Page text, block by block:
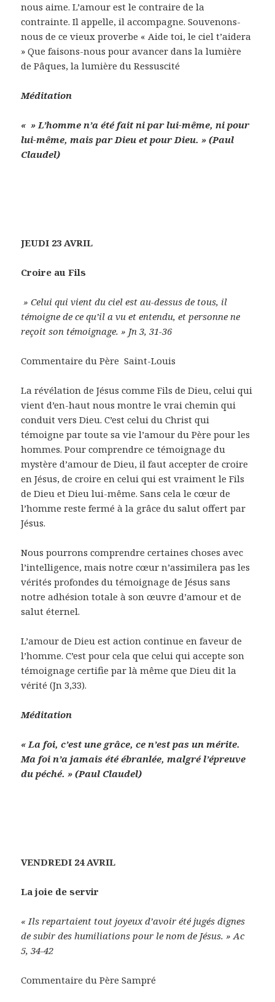
nous aime. L’amour est le contraire de la
contrainte. Il appelle, il accompagne. Souvenons-
nous de ce vieux proverbe « Aide toi, le ciel t’aidera
» Que faisons-nous pour avancer dans la lumière
de Pâques, la lumière du Ressuscité
Méditation
« » L’homme n’a été fait ni par lui-même, ni pour
lui-même, mais par Dieu et pour Dieu. » (Paul
Claudel)
JEUDI 23 AVRIL
Croire au Fils
» Celui qui vient du ciel est au-dessus de tous, il
témoigne de ce qu’il a vu et entendu, et personne ne
reçoit son témoignage. » Jn 3, 31-36
Commentaire du Père Saint-Louis
La révélation de Jésus comme Fils de Dieu, celui qui
vient d’en-haut nous montre le vrai chemin qui
conduit vers Dieu. C’est celui du Christ qui
témoigne par toute sa vie l’amour du Père pour les
hommes. Pour comprendre ce témoignage du
mystère d’amour de Dieu, il faut accepter de croire
en Jésus, de croire en celui qui est vraiment le Fils
de Dieu et Dieu lui-même. Sans cela le cœur de
l’homme reste fermé à la grâce du salut offert par
Jésus.
Nous pourrons comprendre certaines choses avec
l’intelligence, mais notre cœur n’assimilera pas les
vérités profondes du témoignage de Jésus sans
notre adhésion totale à son œuvre d’amour et de
salut éternel.
L’amour de Dieu est action continue en faveur de
l’homme. C’est pour cela que celui qui accepte son
témoignage certifie par là même que Dieu dit la
vérité (Jn 3,33).
Méditation
« La foi, c’est une grâce, ce n’est pas un mérite.
Ma foi n’a jamais été ébranlée, malgré l’épreuve
du péché. » (Paul Claudel)
VENDREDI 24 AVRIL
La joie de servir
« Ils repartaient tout joyeux d’avoir été jugés dignes
de subir des humiliations pour le nom de Jésus. » Ac
5, 34-42
Commentaire du Père Sampré